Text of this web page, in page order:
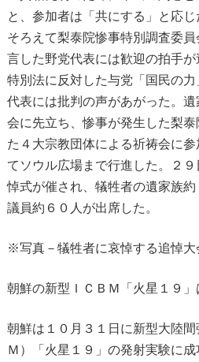
と、参加者は「共にする」と応
そろえて梨泰院惨事特別調査委
言した野党代表には歓迎の拍手
特別法に反対した与党「国民の
代表には批判の声があがった。
会に先立ち、惨事が発生した梨
た４大宗教団体による祈祷会に
てソウル広場まで行進した。２
悼式が催され、犠牲者の遺家族
議員約６０人が出席した。
※写真－犠牲者に哀悼する追悼大
朝鮮の新型ＩＣＢＭ「火星１９」
朝鮮は１０月３１日に新型大陸間
Ｍ）「火星１９」の発射実験に